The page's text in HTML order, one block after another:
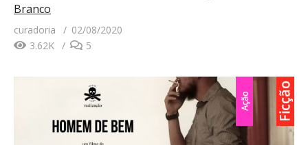
Branco
curadoria
02/08/2020
3.62K
5